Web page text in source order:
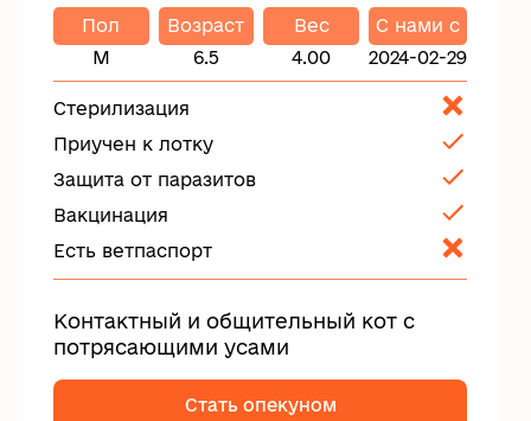
Пол
М
Возраст
6.5
Вес
4.00
C нами с
2024-02-29
Стерилизация
Приучен к лотку
Защита от паразитов
Вакцинация
Есть ветпаспорт
Контактный и общительный кот с
потрясающими усами
Стать опекуном